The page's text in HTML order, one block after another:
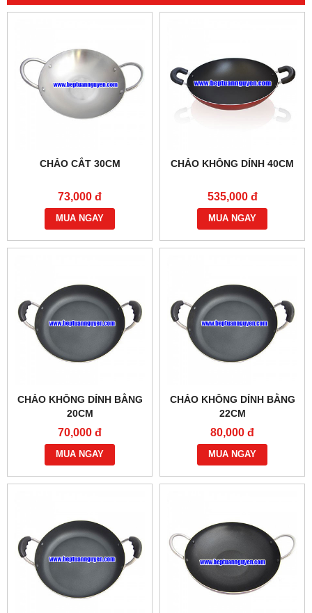
CHẢO CẮT 30CM
73,000 đ
MUA NGAY
CHẢO KHÔNG DÍNH 40CM
535,000 đ
MUA NGAY
CHẢO KHÔNG DÍNH BẰNG
20CM
70,000 đ
MUA NGAY
CHẢO KHÔNG DÍNH BẰNG
22CM
80,000 đ
MUA NGAY